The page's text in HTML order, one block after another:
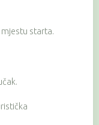
mjestu starta.